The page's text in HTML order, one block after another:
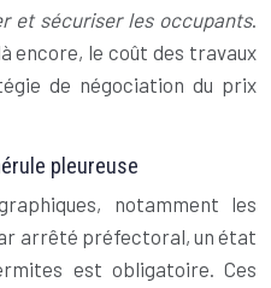
et sécuriser les occupants.
encore, le coût des travaux
de négociation du prix
pleureuse
notamment les
arrêté préfectoral, un état
est obligatoire. Ces